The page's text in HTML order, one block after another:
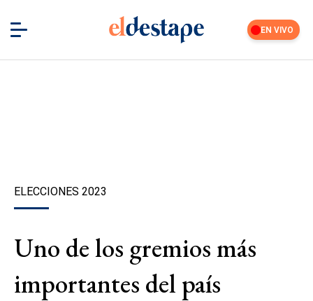
EN VIVO
ELECCIONES 2023
Uno de los gremios más
importantes del país